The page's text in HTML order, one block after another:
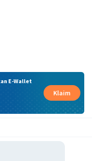
E-Wallet
Klaim